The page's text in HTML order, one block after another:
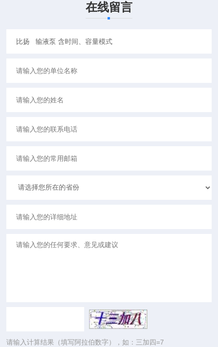
在线留言
请输入计算结果（填写阿拉伯数字），如：三加四=7